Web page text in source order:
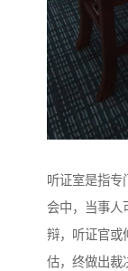
听证室是指专
会中，当事人
辩，听证官或
估，终做出裁